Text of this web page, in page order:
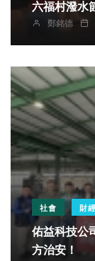
鄭銘德
社會 財
佑益科技公司深
方治安！